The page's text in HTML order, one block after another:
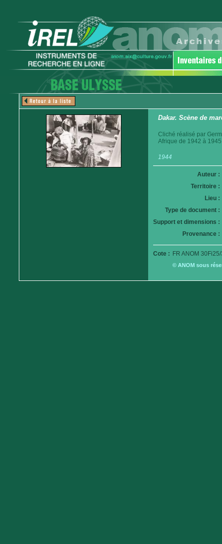
Dakar. Scène de
Cliché réalisé par
Afrique de 1942 à
1944
Auteur :
Territoire :
Lieu :
Type de document :
Support et dimensions :
Provenance :
Cote : FR ANOM
© ANOM sous